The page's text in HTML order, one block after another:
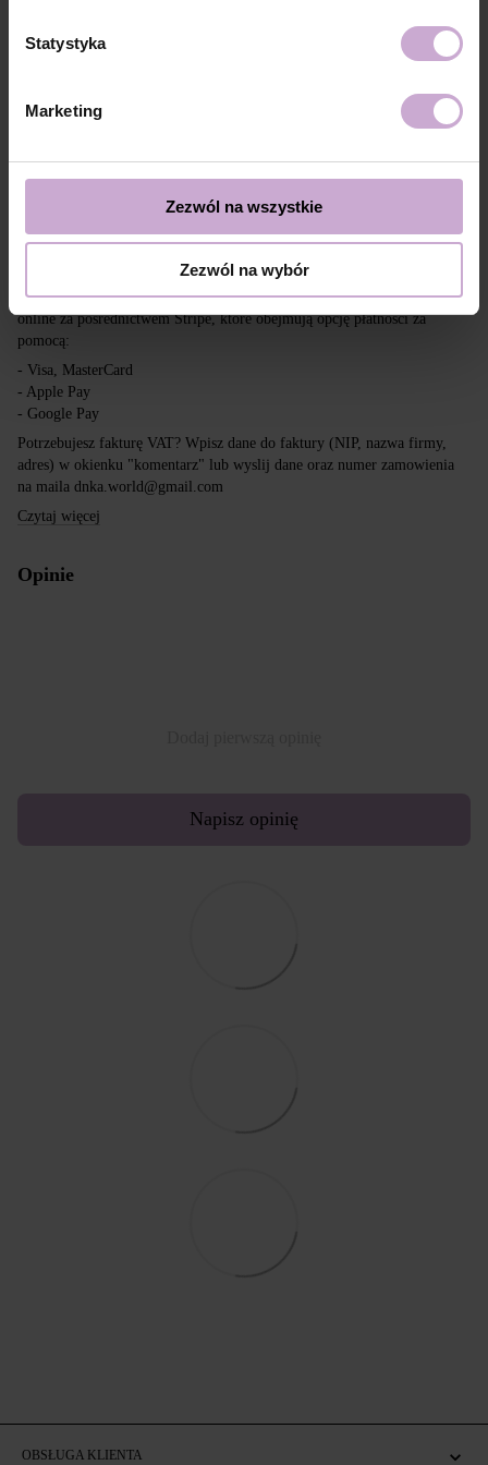
Statystyka
Marketing
Zezwól na wszystkie
Zezwól na wybór
Darmowa dostawa przy zakupach powyżej 650 zł.
Chcemy, aby zakupy były szybkie i łatwe, dlatego akceptujemy płatności
online za pośrednictwem Stripe, które obejmują opcję płatności za
pomocą:
- Visa, MasterCard
- Apple Pay
- Google Pay
Potrzebujesz fakturę VAT? Wpisz dane do faktury (NIP, nazwa firmy,
adres) w okienku "komentarz" lub wyslij dane oraz numer zamowienia
na maila dnka.world@gmail.com
Czytaj więcej
Opinie
Napisz opinię
OBSŁUGA KLIENTA